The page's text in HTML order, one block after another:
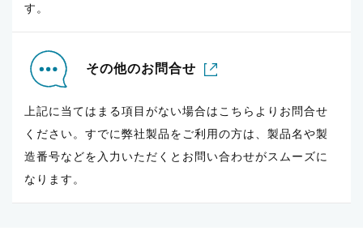
す。
その他のお問合せ
上記に当てはまる項目がない場合はこちらよりお問合せ
ください。すでに弊社製品をご利用の方は、製品名や製
造番号などを入力いただくとお問い合わせがスムーズに
なります。